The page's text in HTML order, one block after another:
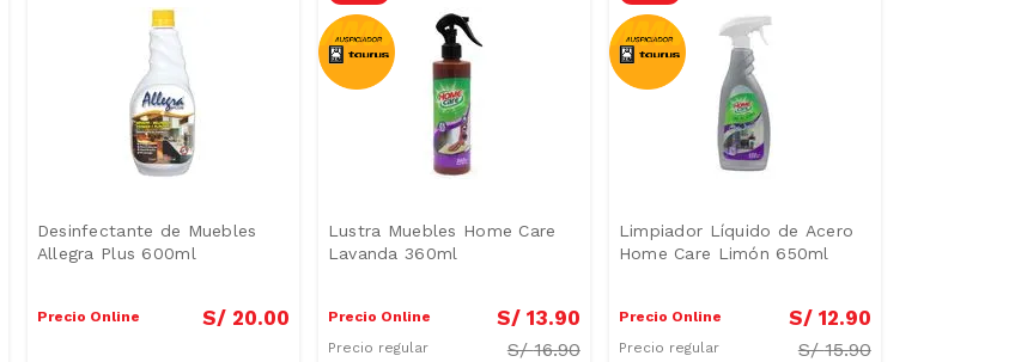
Desinfectante de Muebles
Allegra Plus 600ml
Precio Online S/ 20.00
Lustra Muebles Home Care
Lavanda 360ml
Precio Online S/ 13.90
Precio regular S/16.90
Limpiador Líquido de Acero
Home Care Limón 650ml
Precio Online S/ 12.90
Precio regular S/15.90